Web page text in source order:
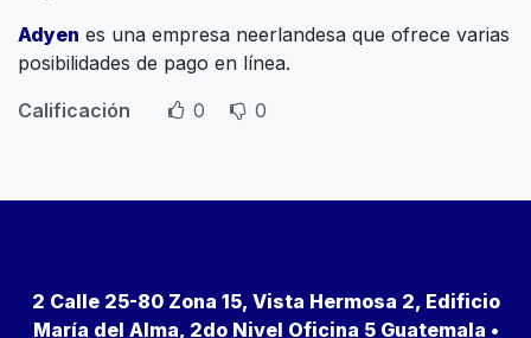
Adyen es una empresa neerlandesa que ofrece varias
posibilidades de pago en línea.
Calificación
0 0
2 Calle 25-80 Zona 15, Vista Hermosa 2, Edificio
María del Alma, 2do Nivel Oficina 5 Guatemala •